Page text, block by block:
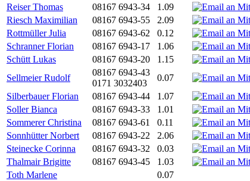
Reiser Thomas
08167 6943-34 1.09
Riesch Maximilian
08167 6943-55 2.09
Rottmüller Julia
08167 6943-62 0.12
Schranner Florian
08167 6943-17 1.06
Schütt Lukas
08167 6943-20 1.15
Sellmeier Rudolf
08167 6943-43
0171 3032403
0.07
Silberbauer Florian
08167 6943-44 1.07
Soller Bianca
08167 6943-33 1.01
Sommerer Christina
08167 6943-61 0.11
Sonnhütter Norbert
08167 6943-22 2.06
Steinecke Corinna
08167 6943-32 0.03
Thalmair Brigitte
08167 6943-45 1.03
Toth Marlene
0.07